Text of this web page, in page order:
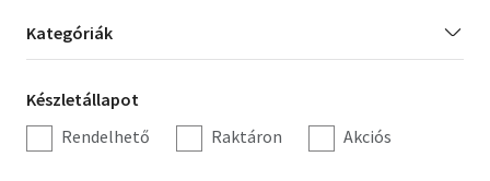
Hobbi, szabadidő
Irodalom
Kategória
szűrés
Kategóriák
Készletállapot
szűrés
Készletállapot
Rendelhető
Raktáron Akciós